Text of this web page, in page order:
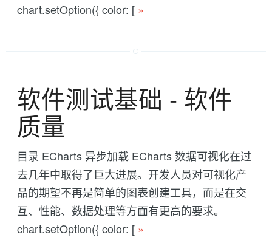
chart.setOption({ color: [ »
软件测试基础 - 软件
质量
目录 ECharts 异步加载 ECharts 数据可视化在过
去几年中取得了巨大进展。开发人员对可视化产
品的期望不再是简单的图表创建工具，而是在交
互、性能、数据处理等方面有更高的要求。
chart.setOption({ color: [ »